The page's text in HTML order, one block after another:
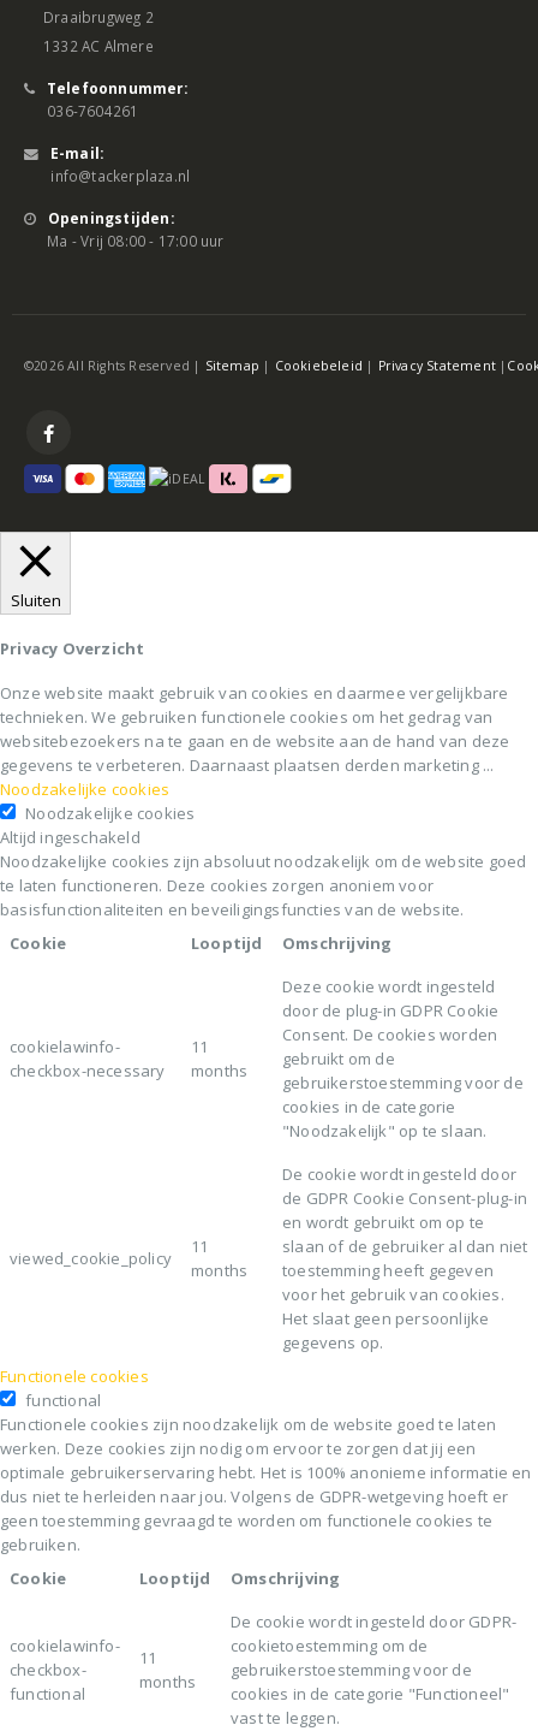
Draaibrugweg 2
1332 AC Almere
Telefoonnummer:
036-7604261
E-mail:
info@tackerplaza.nl
Openingstijden:
Ma - Vrij 08:00 - 17:00 uur
©2026 All Rights Reserved | Sitemap | Cookiebeleid | Privacy Statement |
Sluiten
Privacy Overzicht
Onze website maakt gebruik van cookies en daarmee vergelijkbare
technieken. We gebruiken functionele cookies om het gedrag van
websitebezoekers na te gaan en de website aan de hand van deze
gegevens te verbeteren. Daarnaast plaatsen derden marketing ...
Noodzakelijke cookies
Noodzakelijke cookies
Altijd ingeschakeld
Noodzakelijke cookies zijn absoluut noodzakelijk om de website goed
te laten functioneren. Deze cookies zorgen anoniem voor
basisfunctionaliteiten en beveiligingsfuncties van de website.
Cookie
Looptijd Omschrijving
cookielawinfo-
checkbox-necessary
11
months
Deze cookie wordt ingesteld
door de plug-in GDPR Cookie
Consent. De cookies worden
gebruikt om de
gebruikerstoestemming voor de
cookies in de categorie
"Noodzakelijk" op te slaan.
viewed_cookie_policy
11
months
De cookie wordt ingesteld door
de GDPR Cookie Consent-plug-in
en wordt gebruikt om op te
slaan of de gebruiker al dan niet
toestemming heeft gegeven
voor het gebruik van cookies.
Het slaat geen persoonlijke
gegevens op.
Functionele cookies
functional
Functionele cookies zijn noodzakelijk om de website goed te laten
werken. Deze cookies zijn nodig om ervoor te zorgen dat jij een
optimale gebruikerservaring hebt. Het is 100% anonieme informatie en
dus niet te herleiden naar jou. Volgens de GDPR-wetgeving hoeft er
geen toestemming gevraagd te worden om functionele cookies te
gebruiken.
Cookie
Looptijd Omschrijving
cookielawinfo-
checkbox-
functional
11
months
De cookie wordt ingesteld door GDPR-
cookietoestemming om de
gebruikerstoestemming voor de
cookies in de categorie "Functioneel"
vast te leggen.